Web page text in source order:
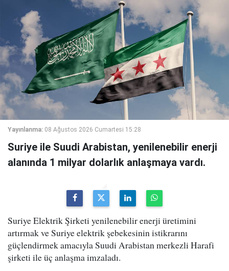
Yayınlanma: 08 Ağustos 2026 Cumartesi 15:28
Suriye ile Suudi Arabistan, yenilenebilir enerji
alanında 1 milyar dolarlık anlaşmaya vardı.
Suriye Elektrik Şirketi yenilenebilir enerji üretimini
artırmak ve Suriye elektrik şebekesinin istikrarını
güçlendirmek amacıyla Suudi Arabistan merkezli Harafi
şirketi ile üç anlaşma imzaladı.